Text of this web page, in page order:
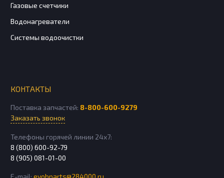
Газовые счетчики
Водонагреватели
Системы водоочистки
КОНТАКТЫ
Поставка запчастей: 8-800-600-9279
Заказать звонок
Телефоны горячей линии 24х7:
8 (800) 600-92-79
8 (905) 081-01-00
E-mail: evobparts@284000.ru